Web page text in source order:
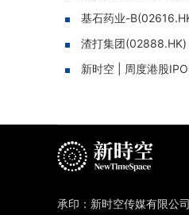
基石药业-
渣打集团(02888.HK)
新时空 | 周度港股
承印：新时空传媒有限公司